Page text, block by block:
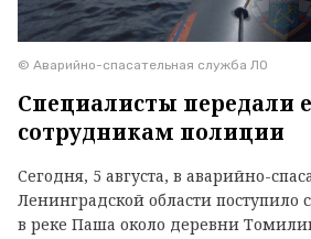
© Аварийно-спасательная служба ЛО
Специалисты передали
сотрудникам полиции
Сегодня, 5 августа, в аварийно-
Ленинградской области поступило
в реке Паша около деревни